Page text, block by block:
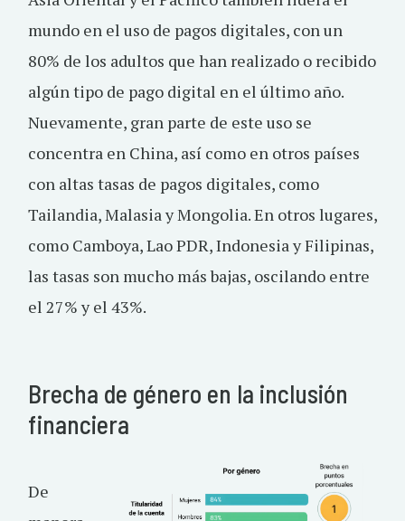
mundo en el uso de pagos digitales, con un
80% de los adultos que han realizado o recibido
algún tipo de pago digital en el último año.
Nuevamente, gran parte de este uso se
concentra en China, así como en otros países
con altas tasas de pagos digitales, como
Tailandia, Malasia y Mongolia. En otros lugares,
como Camboya, Lao PDR, Indonesia y Filipinas,
las tasas son mucho más bajas, oscilando entre
el 27% y el 43%.
Brecha de género en la inclusión
financiera
De